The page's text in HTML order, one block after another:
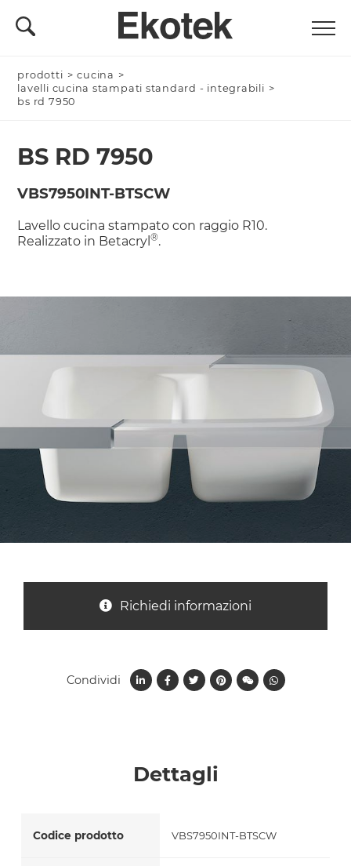
prodotti > cucina >
lavelli cucina stampati standard - integrabili >
bs rd 7950
Dettagli
Codice prodotto VBS7950INT-BTSCW
BS RD 7950
VBS7950INT-BTSCW
Lavello cucina stampato con raggio R10.
Realizzato in Betacryl®.
Richiedi informazioni
Condividi
Nominativo *
Azienda/Privato *
Nome Azienda
Oggetto *
Messaggio *
Ho lettol'informativa sulla privacy e accetto il